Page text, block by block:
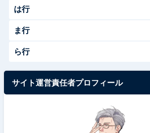
は行
ま行
ら行
サイト運営責任者プロフィール